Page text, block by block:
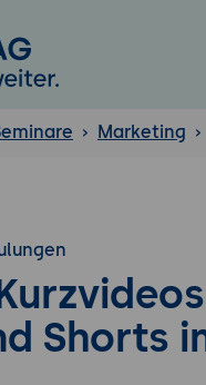
Marketing
Shorts